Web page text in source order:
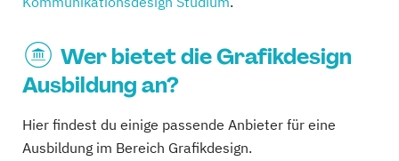
Wer bietet die Grafikdesign
Ausbildung an?
Hier findest du einige passende Anbieter für eine
Ausbildung im Bereich Grafikdesign.